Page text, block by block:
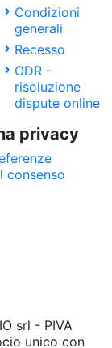
Condizioni
generali
Recesso
ODR -
risoluzione
dispute online
privacy
consenso
srl - PIVA
unico con